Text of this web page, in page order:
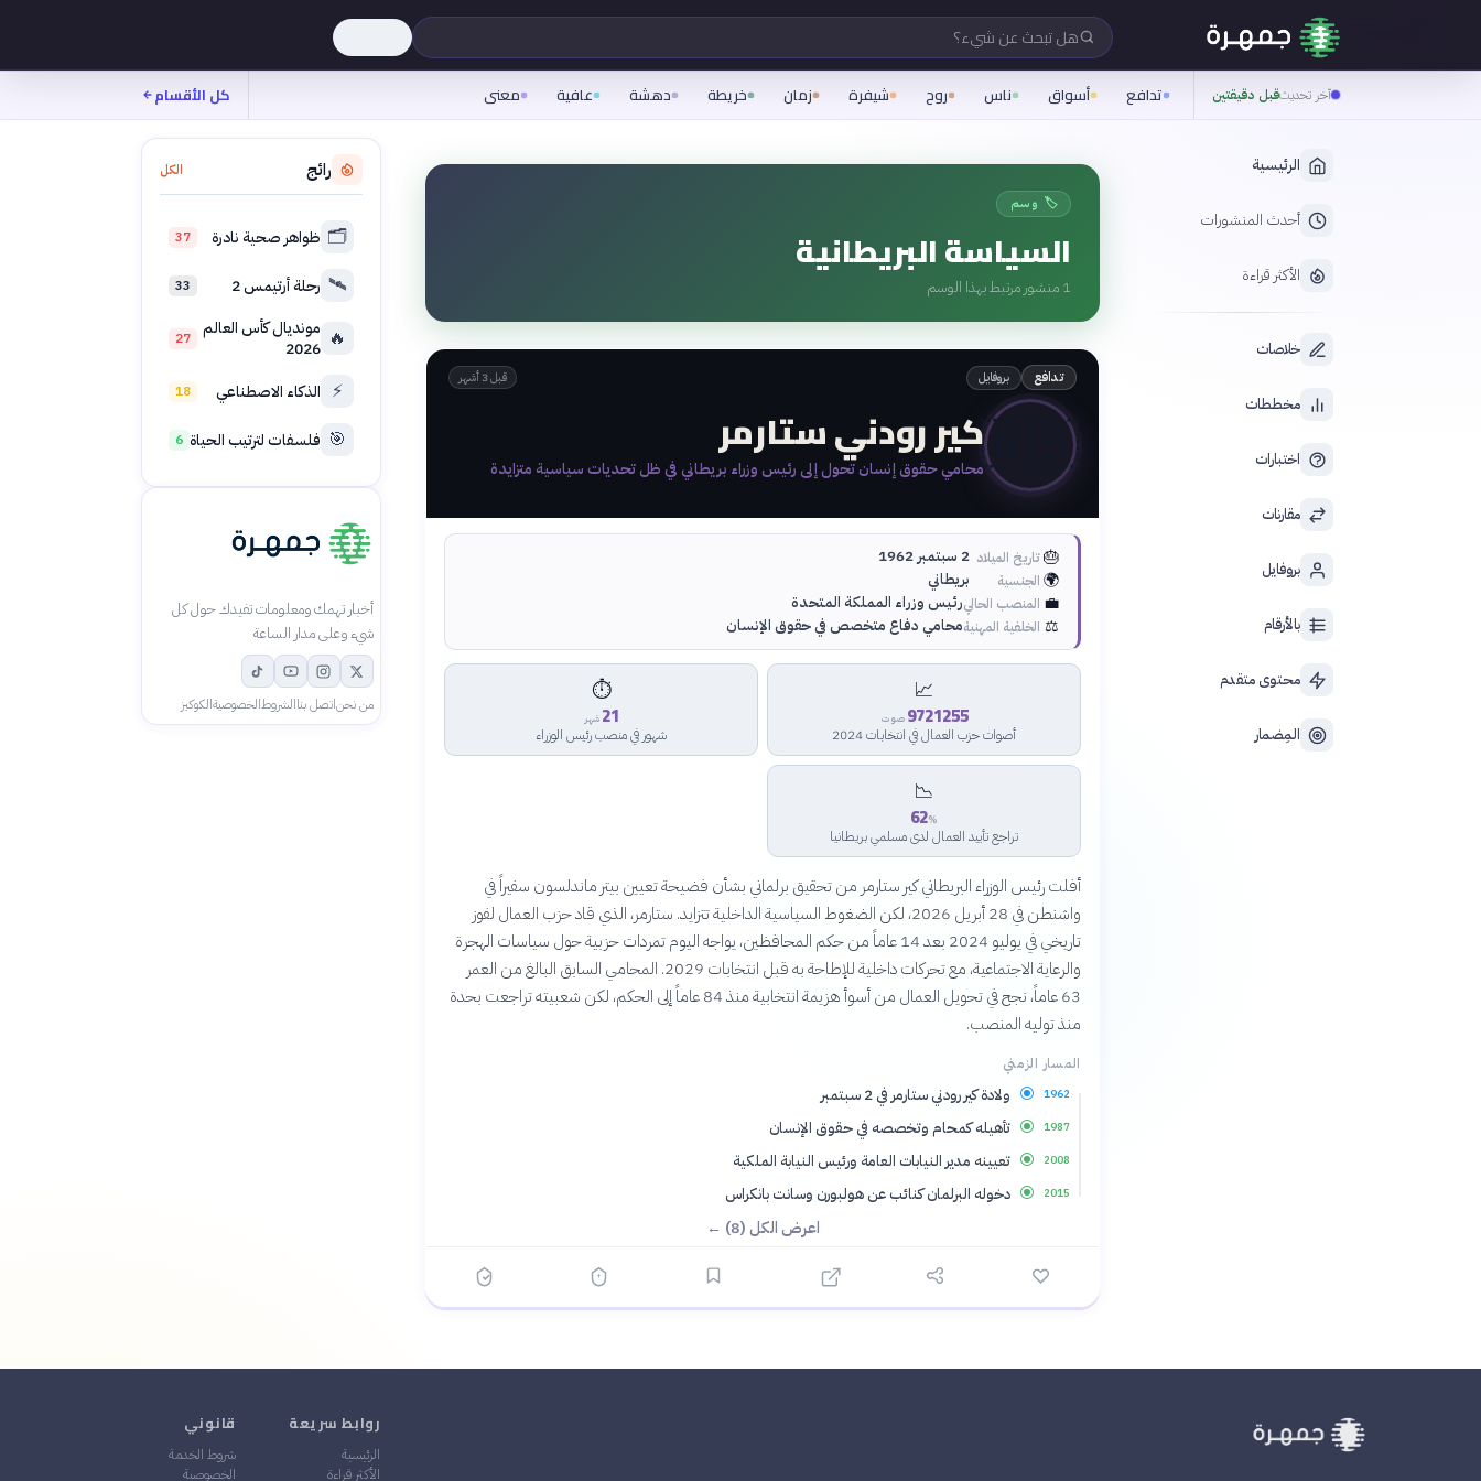
هل تبحث عن شيء؟
آخر تحديثقبل دقيقتين تدافع أسواق ناس روح شيفرة زمان خريطة دهشة عافية معنى كل الأقسام
الرئيسية
أحدث المنشورات
الأكثر قراءة
خلاصات
مخططات
اختبارات
مقارنات
بروفايل
بالأرقام
محتوى متقدم
المِضمار
🏷️ وسم
السياسة البريطانية
1 منشور مرتبط بهذا الوسم
تدافع بروفايل قبل 3 أشهر
🇬🇧كير رودني ستارمر
محامي حقوق إنسان تحول إلى رئيس وزراء بريطاني في ظل تحديات سياسية متزايدة
🎂تاريخ الميلاد 2 سبتمبر 1962
🌍 الجنسية بريطاني
💼 المنصب الحاليرئيس وزراء المملكة المتحدة
⚖️ الخلفية المهنيةمحامي دفاع متخصص في حقوق الإنسان
📈
9721255 صوت
أصوات حزب العمال في انتخابات 2024
⏱️
21 شهر
شهور في منصب رئيس الوزراء
📉
62%
تراجع تأييد العمال لدى مسلمي بريطانيا
أفلت رئيس الوزراء البريطاني كير ستارمر من تحقيق برلماني بشأن فضيحة تعيين بيتر ماندلسون سفيراً في
واشنطن في 28 أبريل 2026، لكن الضغوط السياسية الداخلية تتزايد. ستارمر، الذي قاد حزب العمال لفوز
تاريخي في يوليو 2024 بعد 14 عاماً من حكم المحافظين، يواجه اليوم تمردات حزبية حول سياسات الهجرة
والرعاية الاجتماعية، مع تحركات داخلية للإطاحة به قبل انتخابات 2029. المحامي السابق البالغ من العمر
63 عاماً، نجح في تحويل العمال من أسوأ هزيمة انتخابية منذ 84 عاماً إلى الحكم، لكن شعبيته تراجعت بحدة
منذ توليه المنصب.
المسار الزمني
1962 ولادة كير رودني ستارمر في 2 سبتمبر
1987 تأهيله كمحام وتخصصه في حقوق الإنسان
2008 تعيينه مدير النيابات العامة ورئيس النيابة الملكية
2015 دخوله البرلمان كنائب عن هولبورن وسانت بانكراس
اعرض الكل (8) ←
رائج الكل
🗂️ ظواهر صحية نادرة 37
🛰️ رحلة أرتيمس 2 33
🔥 مونديال كأس العالم
2026
27
⚡ الذكاء الاصطناعي 18
🎯 فلسفات لترتيب الحياة 6
أخبار تهمك ومعلومات تفيدك حول كل
شيء وعلى مدار الساعة
من نحناتصل بناالشروطالخصوصيةالكوكيز
روابط سريعة
الرئيسية
الأكثر قراءة
قانوني
شروط الخدمة
الخصوصية